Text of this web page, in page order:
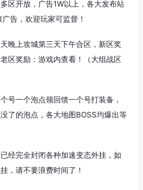
区开放，广告1W以上，各大发布站
告，欢迎玩家可监督！
晚上攻城第三天下午合区，新区奖
区奖励：游戏内查看！（大组战区
号一个泡点领回馈一个号打装备，
了的泡点，各大地图BOSS均爆出等
经完全封闭各种加速变态外挂，如
，请不要浪费时间了！